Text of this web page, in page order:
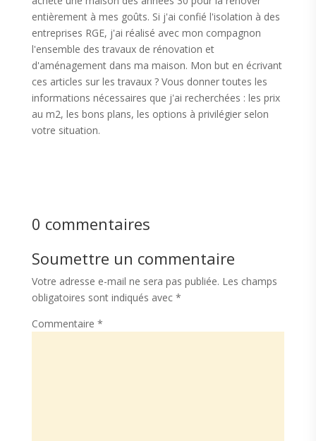
entièrement à mes goûts. Si j'ai confié l'isolation à des
entreprises RGE, j'ai réalisé avec mon compagnon
l'ensemble des travaux de rénovation et
d'aménagement dans ma maison. Mon but en écrivant
ces articles sur les travaux ? Vous donner toutes les
informations nécessaires que j'ai recherchées : les prix
au m2, les bons plans, les options à privilégier selon
votre situation.
0 commentaires
Soumettre un commentaire
Votre adresse e-mail ne sera pas publiée. Les champs
obligatoires sont indiqués avec *
Commentaire *